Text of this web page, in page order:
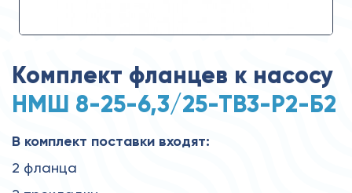
Комплект фланцев к насосу
НМШ 8-25-6,3/25-ТВ3-Р2-Б2
В комплект поставки входят:
2 фланца